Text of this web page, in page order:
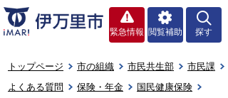
緊急情報 閲覧補助 探す
トップページ 市の組織 市民共生部
市民課
よくある質問
保険・年金
国民健康保険